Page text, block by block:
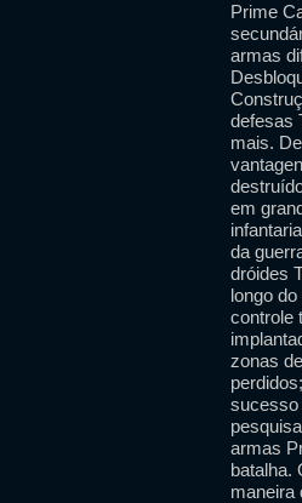
Prime
armas
defesas
mais.
em
da
dróides
longo
controle
zonas
sucesso
armas
batalha.
maneira